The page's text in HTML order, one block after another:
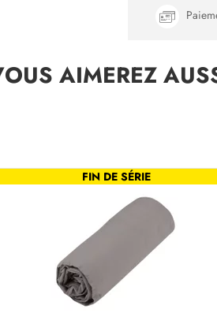
AIMEREZ
FIN DE SÉRIE